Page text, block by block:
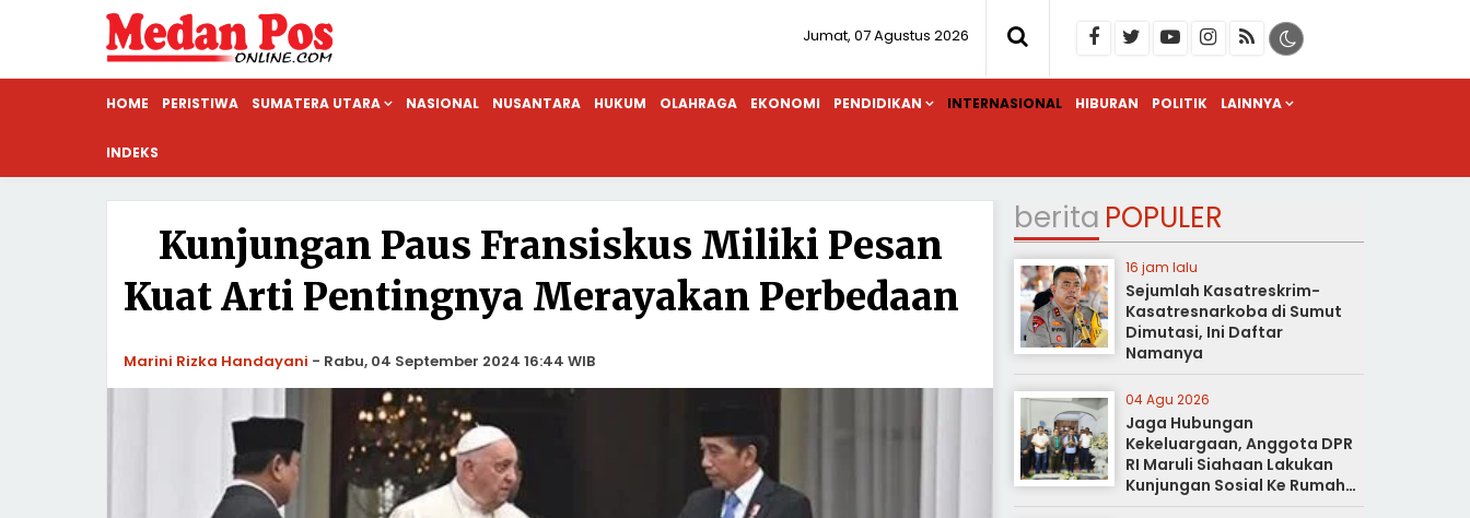
Jumat, 07 Agustus 2026
HOME PERISTIWA SUMATERA UTARA NASIONAL NUSANTARA HUKUM OLAHRAGA EKONOMI PENDIDIKAN INTERNASIONAL HIBURAN POLITIK LAINNYA
INDEKS
Kunjungan Paus Fransiskus Miliki Pesan
Kuat Arti Pentingnya Merayakan Perbedaan
Marini Rizka Handayani - Rabu, 04 September 2024 16:44 WIB
berita POPULER
16 jam lalu
Sejumlah Kasatreskrim-
Kasatresnarkoba di Sumut
Dimutasi, Ini Daftar
Namanya
04 Agu 2026
Jaga Hubungan
Kekeluargaan, Anggota DPR
RI Maruli Siahaan Lakukan
Kunjungan Sosial Ke Rumah
Duka